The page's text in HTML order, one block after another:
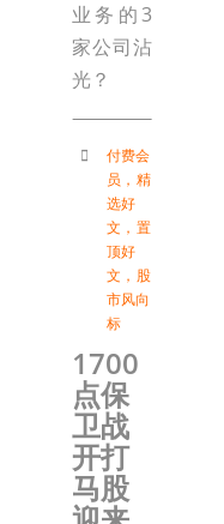
业务的3
家公司沾
光？
付费会
员 ， 精
选好
文 ， 置
顶好
文 ， 股
市风向
标
1700
点保
卫战
开打
马股